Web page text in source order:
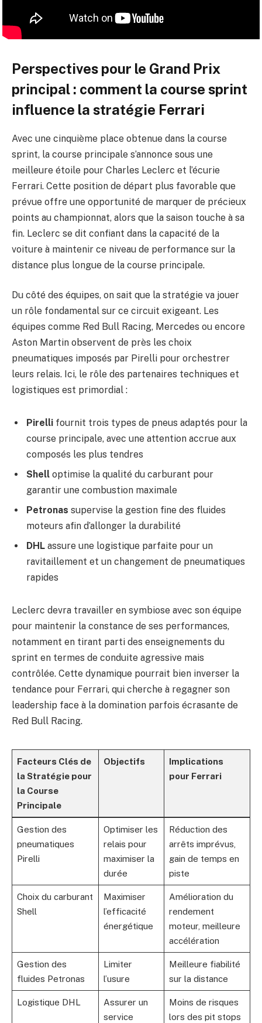
Perspectives pour le Grand Prix
principal : comment la course sprint
influence la stratégie Ferrari
Avec une cinquième place obtenue dans la course
sprint, la course principale s’annonce sous une
meilleure étoile pour Charles Leclerc et l’écurie
Ferrari. Cette position de départ plus favorable que
prévue offre une opportunité de marquer de précieux
points au championnat, alors que la saison touche à sa
fin. Leclerc se dit confiant dans la capacité de la
voiture à maintenir ce niveau de performance sur la
distance plus longue de la course principale.
Du côté des équipes, on sait que la stratégie va jouer
un rôle fondamental sur ce circuit exigeant. Les
équipes comme Red Bull Racing, Mercedes ou encore
Aston Martin observent de près les choix
pneumatiques imposés par Pirelli pour orchestrer
leurs relais. Ici, le rôle des partenaires techniques et
logistiques est primordial :
Pirelli fournit trois types de pneus adaptés pour la
course principale, avec une attention accrue aux
composés les plus tendres
Shell optimise la qualité du carburant pour
garantir une combustion maximale
Petronas supervise la gestion fine des fluides
moteurs afin d’allonger la durabilité
DHL assure une logistique parfaite pour un
ravitaillement et un changement de pneumatiques
rapides
Leclerc devra travailler en symbiose avec son équipe
pour maintenir la constance de ses performances,
notamment en tirant parti des enseignements du
sprint en termes de conduite agressive mais
contrôlée. Cette dynamique pourrait bien inverser la
tendance pour Ferrari, qui cherche à regagner son
leadership face à la domination parfois écrasante de
Red Bull Racing.
Facteurs Clés de
la Stratégie pour
la Course
Principale
Objectifs
Implications
pour Ferrari
Gestion des
pneumatiques
Pirelli
Optimiser les
relais pour
maximiser la
durée
Réduction des
arrêts imprévus,
gain de temps en
piste
Choix du carburant
Shell
Maximiser
l’efficacité
énergétique
Amélioration du
rendement
moteur, meilleure
accélération
Gestion des
fluides Petronas
Limiter
l’usure
Meilleure fiabilité
sur la distance
Logistique DHL
Assurer un
service
Moins de risques
lors des pit stops